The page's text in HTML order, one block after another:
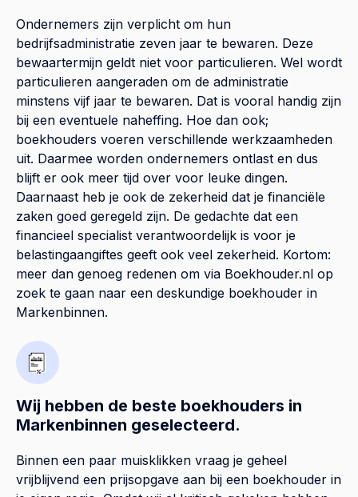
Ondernemers zijn verplicht om hun
bedrijfsadministratie zeven jaar te bewaren. Deze
bewaartermijn geldt niet voor particulieren. Wel wordt
particulieren aangeraden om de administratie
minstens vijf jaar te bewaren. Dat is vooral handig zijn
bij een eventuele naheffing. Hoe dan ook;
boekhouders voeren verschillende werkzaamheden
uit. Daarmee worden ondernemers ontlast en dus
blijft er ook meer tijd over voor leuke dingen.
Daarnaast heb je ook de zekerheid dat je financiële
zaken goed geregeld zijn. De gedachte dat een
financieel specialist verantwoordelijk is voor je
belastingaangiftes geeft ook veel zekerheid. Kortom:
meer dan genoeg redenen om via Boekhouder.nl op
zoek te gaan naar een deskundige boekhouder in
Markenbinnen.
Wij hebben de beste boekhouders in
Markenbinnen geselecteerd.
Binnen een paar muisklikken vraag je geheel
vrijblijvend een prijsopgave aan bij een boekhouder in